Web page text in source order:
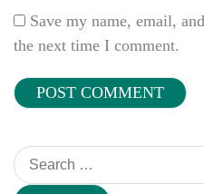
Save my name, email,
the next time I comment.
Search
for: